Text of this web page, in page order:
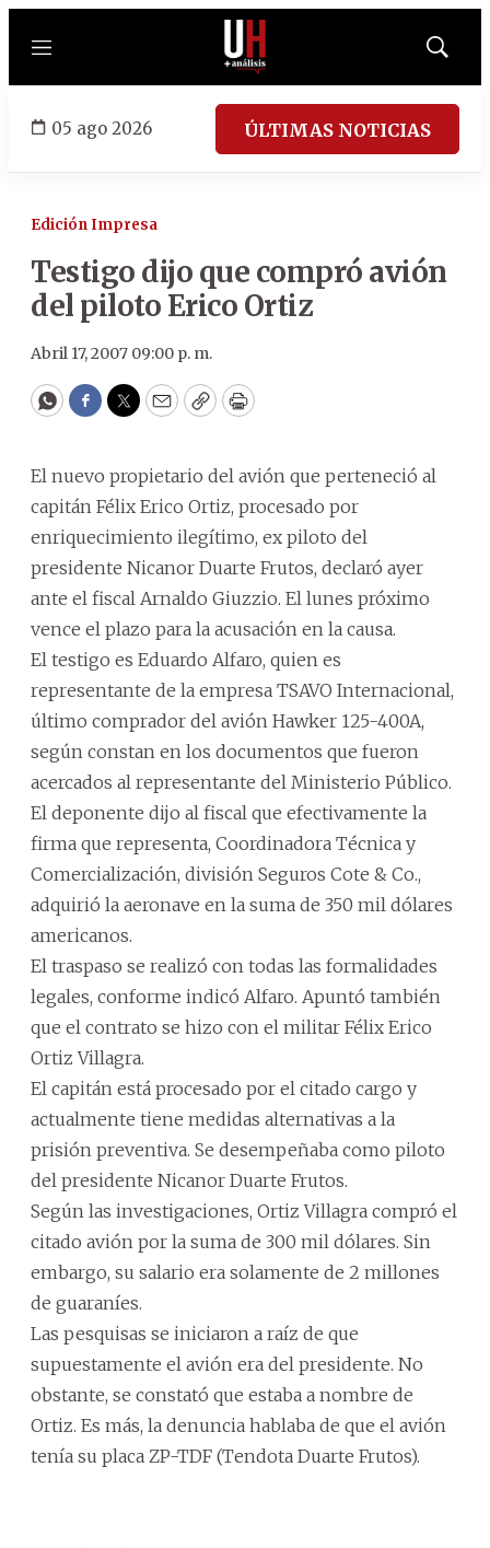
Menú
Mostrar
05 ago 2026 ÚLTIMAS NOTICIAS
Edición Impresa
Testigo dijo que compró avión
del piloto Erico Ortiz
Abril 17, 2007 09:00 p. m.
WhatsApp
Facebook
Twitter
EmailCopyPrint
El nuevo propietario del avión que perteneció al
capitán Félix Erico Ortiz, procesado por
enriquecimiento ilegítimo, ex piloto del
presidente Nicanor Duarte Frutos, declaró ayer
ante el fiscal Arnaldo Giuzzio. El lunes próximo
vence el plazo para la acusación en la causa.
El testigo es Eduardo Alfaro, quien es
representante de la empresa TSAVO Internacional,
último comprador del avión Hawker 125-400A,
según constan en los documentos que fueron
acercados al representante del Ministerio Público.
El deponente dijo al fiscal que efectivamente la
firma que representa, Coordinadora Técnica y
Comercialización, división Seguros Cote & Co.,
adquirió la aeronave en la suma de 350 mil dólares
americanos.
El traspaso se realizó con todas las formalidades
legales, conforme indicó Alfaro. Apuntó también
que el contrato se hizo con el militar Félix Erico
Ortiz Villagra.
El capitán está procesado por el citado cargo y
actualmente tiene medidas alternativas a la
prisión preventiva. Se desempeñaba como piloto
del presidente Nicanor Duarte Frutos.
Según las investigaciones, Ortiz Villagra compró el
citado avión por la suma de 300 mil dólares. Sin
embargo, su salario era solamente de 2 millones
de guaraníes.
Las pesquisas se iniciaron a raíz de que
supuestamente el avión era del presidente. No
obstante, se constató que estaba a nombre de
Ortiz. Es más, la denuncia hablaba de que el avión
tenía su placa ZP-TDF (Tendota Duarte Frutos).